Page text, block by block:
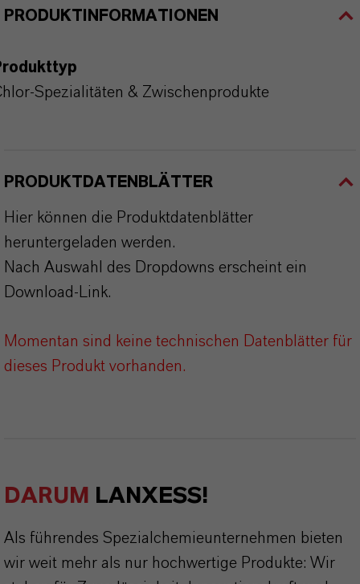
PRODUKTINFORMATIONEN
Spezialitäten & Zwischenprodukte
PRODUKTDATENBLÄTTER
Hier können die Produktdatenblätter
heruntergeladen werden.
Nach Auswahl des Dropdowns erscheint ein
Download-Link.
Momentan sind keine technischen Datenblätter für
dieses Produkt vorhanden.
DARUM LANXESS!
Als führendes Spezialchemieunternehmen bieten
wir weit mehr als nur hochwertige Produkte: Wir